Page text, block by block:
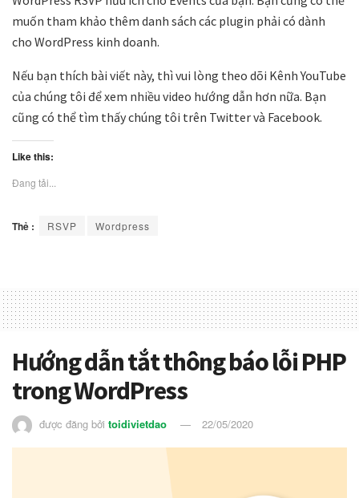
muốn tham khảo thêm danh sách các plugin phải có dành
cho WordPress kinh doanh.
Nếu bạn thích bài viết này, thì vui lòng theo dõi Kênh YouTube
của chúng tôi để xem nhiều video hướng dẫn hơn nữa. Bạn
cũng có thể tìm thấy chúng tôi trên Twitter và Facebook.
Like this:
Đang tải...
Thẻ : RSVP Wordpress
Hướng dẫn tắt thông báo lỗi PHP
trong WordPress
được đăng bởi toidivietdao 22/05/2020